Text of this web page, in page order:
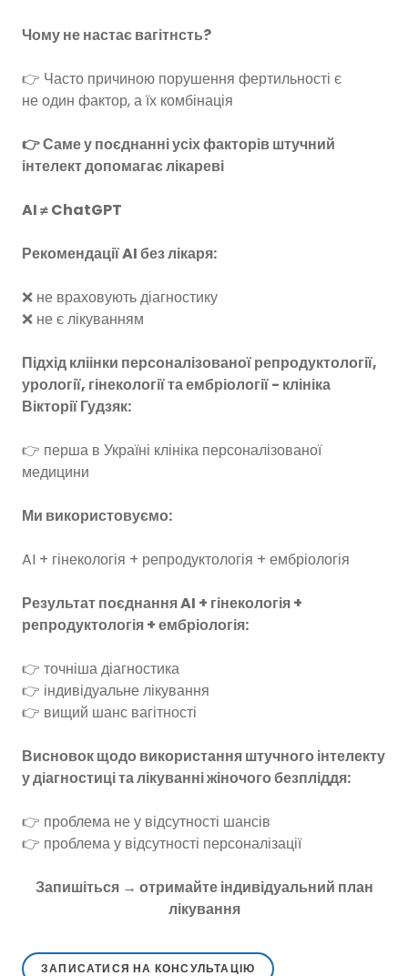
Чому не настає вагітнсть?
👉 Часто причиною порушення фертильності є
не один фактор, а їх комбінація
👉 Саме у поєднанні усіх факторів штучний
інтелект допомагає лікареві
AI ≠ ChatGPT
Рекомендації AI без лікаря:
❌ не враховують діагностику
❌ не є лікуванням
Підхід кліінки персоналізованої репродуктології,
урології, гінекології та ембріології - клініка
Вікторії Гудзяк:
👉 перша в Україні клініка персоналізованої
медицини
Ми використовуємо:
AI + гінекологія + репродуктологія + ембріологія
Результат поєднання AI + гінекологія +
репродуктологія + ембріологія:
👉 точніша діагностика
👉 індивідуальне лікування
👉 вищий шанс вагітності
Висновок щодо використання штучного інтелекту
у діагностиці та лікуванні жіночого безпліддя:
👉 проблема не у відсутності шансів
👉 проблема у відсутності персоналізації
Запишіться → отримайте індивідуальний план
лікування
ЗАПИСАТИСЯ НА КОНСУЛЬТАЦІЮ